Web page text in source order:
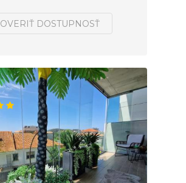
OVERIŤ DOSTUPNOSŤ